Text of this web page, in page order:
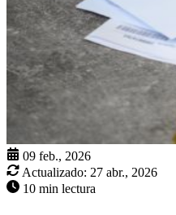
09 feb., 2026
Actualizado: 27 abr., 2026
10 min lectura